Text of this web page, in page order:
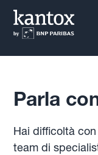
Parla
Hai difficoltà
team di